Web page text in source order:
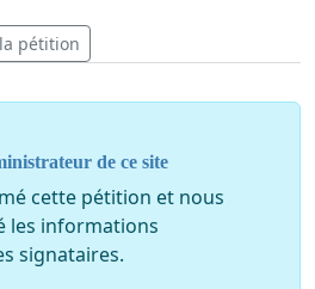
pétition
de ce site
cette pétition et nous
les informations
signataires.